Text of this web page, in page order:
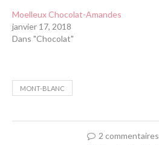
Moelleux Chocolat-Amandes
janvier 17, 2018
Dans "Chocolat"
MONT-BLANC
2 commentaires